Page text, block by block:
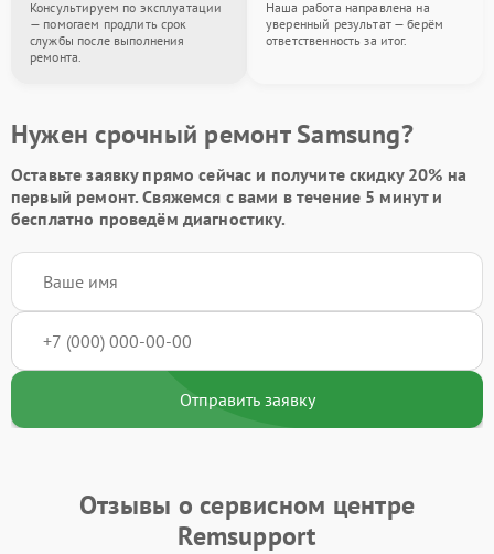
Консультируем по эксплуатации
— помогаем продлить срок
службы после выполнения
ремонта.
Наша работа направлена на
уверенный результат — берём
ответственность за итог.
Нужен срочный ремонт Samsung?
Оставьте заявкупрямо сейчас и получите скидку 20% на
первый ремонт. Свяжемся с вами в течение 5 минут и
бесплатно проведём диагностику.
Отправить заявку
Отзывы о сервисном центре
Remsupport